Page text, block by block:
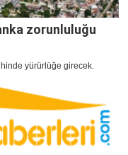
zorunluluğu
yürürlüğe girecek.